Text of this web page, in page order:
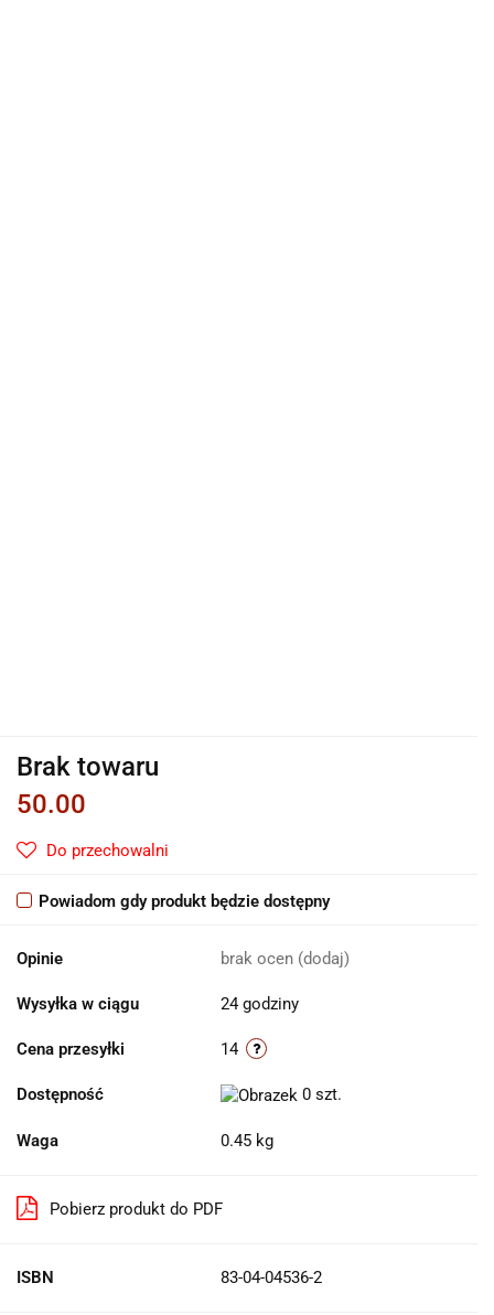
Brak towaru
50.00
Do przechowalni
Powiadom gdy produkt będzie dostępny
Opinie brak ocen (dodaj)
Wysyłka w ciągu 24 godziny
Cena przesyłki 14
Dostępność 0 szt.
Waga 0.45 kg
Pobierz produkt do PDF
ISBN 83-04-04536-2